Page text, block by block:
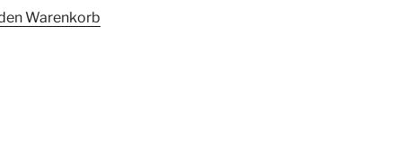
Warenkorb